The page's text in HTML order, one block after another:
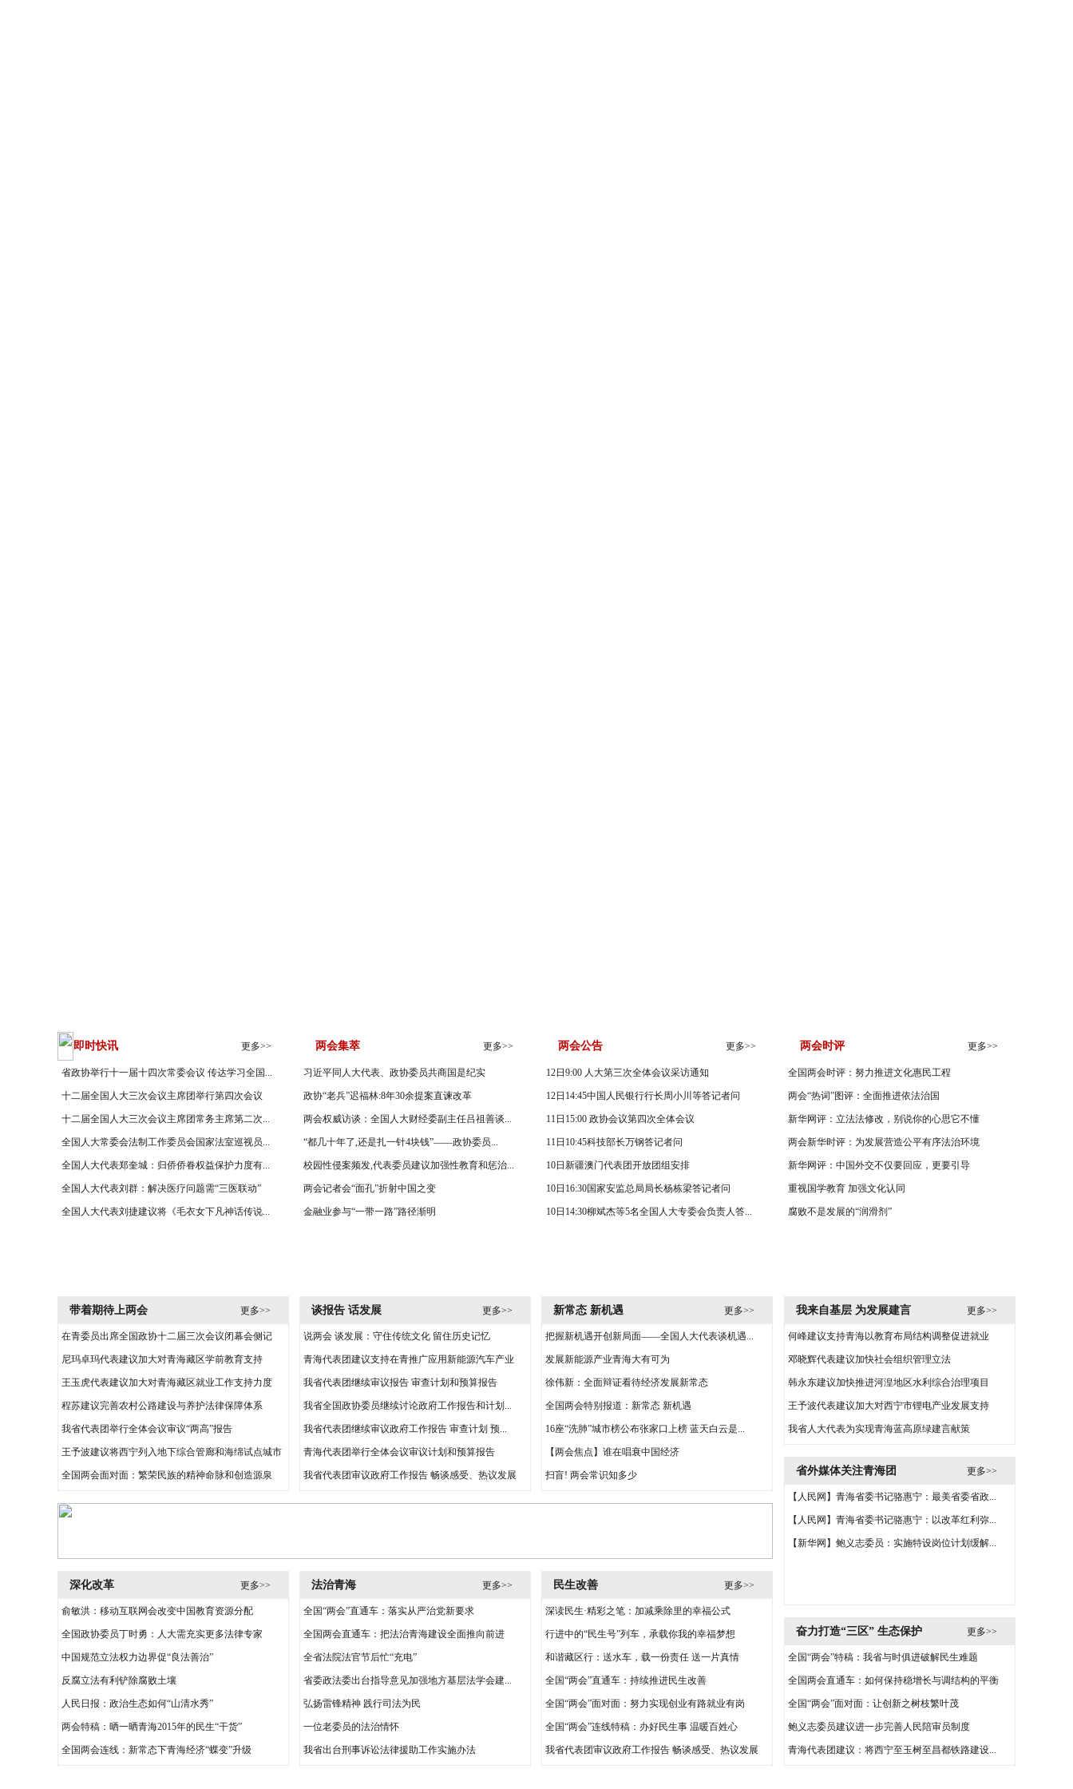
即时快讯 更多>>
省政协举行十一届十四次常委会议 传达学习全国...
十二届全国人大三次会议主席团举行第四次会议
十二届全国人大三次会议主席团常务主席第二次...
全国人大常委会法制工作委员会国家法室巡视员...
全国人大代表郑奎城：归侨侨眷权益保护力度有...
全国人大代表刘群：解决医疗问题需“三医联动”
全国人大代表刘捷建议将《毛衣女下凡神话传说...
两会集萃 更多>>
习近平同人大代表、政协委员共商国是纪实
政协“老兵”迟福林:8年30余提案直谏改革
两会权威访谈：全国人大财经委副主任吕祖善谈...
“都几十年了,还是扎一针4块钱”——政协委员...
校园性侵案频发,代表委员建议加强性教育和惩治...
两会记者会“面孔”折射中国之变
金融业参与“一带一路”路径渐明
两会公告 更多>>
12日9:00 人大第三次全体会议采访通知
12日14:45中国人民银行行长周小川等答记者问
11日15:00 政协会议第四次全体会议
11日10:45科技部长万钢答记者问
10日新疆澳门代表团开放团组安排
10日16:30国家安监总局局长杨栋梁答记者问
10日14:30柳斌杰等5名全国人大专委会负责人答...
两会时评 更多>>
全国两会时评：努力推进文化惠民工程
两会“热词”图评：全面推进依法治国
新华网评：立法法修改，别说你的心思它不懂
两会新华时评：为发展营造公平有序法治环境
新华网评：中国外交不仅要回应，更要引导
重视国学教育 加强文化认同
腐败不是发展的“润滑剂”
带着期待上两会 更多>>
在青委员出席全国政协十二届三次会议闭幕会侧记
尼玛卓玛代表建议加大对青海藏区学前教育支持
王玉虎代表建议加大对青海藏区就业工作支持力度
程苏建议完善农村公路建设与养护法律保障体系
我省代表团举行全体会议审议“两高”报告
王予波建议将西宁列入地下综合管廊和海绵试点城市
全国两会面对面：繁荣民族的精神命脉和创造源泉
谈报告 话发展 更多>>
说两会 谈发展：守住传统文化 留住历史记忆
青海代表团建议支持在青推广应用新能源汽车产业
我省代表团继续审议报告 审查计划和预算报告
我省全国政协委员继续讨论政府工作报告和计划...
我省代表团继续审议政府工作报告 审查计划 预...
青海代表团举行全体会议审议计划和预算报告
我省代表团审议政府工作报告 畅谈感受、热议发展
新常态 新机遇 更多>>
把握新机遇开创新局面——全国人大代表谈机遇...
发展新能源产业青海大有可为
徐伟新：全面辩证看待经济发展新常态
全国两会特别报道：新常态 新机遇
16座“洗肺”城市榜公布张家口上榜 蓝天白云是...
【两会焦点】谁在唱衰中国经济
扫盲! 两会常识知多少
深化改革 更多>>
俞敏洪：移动互联网会改变中国教育资源分配
全国政协委员丁时勇：人大需充实更多法律专家
中国规范立法权力边界促“良法善治”
反腐立法有利铲除腐败土壤
人民日报：政治生态如何“山清水秀”
两会特稿：晒一晒青海2015年的民生“干货”
全国两会连线：新常态下青海经济“蝶变”升级
法治青海 更多>>
全国“两会”直通车：落实从严治党新要求
全国两会直通车：把法治青海建设全面推向前进
全省法院法官节后忙“充电”
省委政法委出台指导意见加强地方基层法学会建...
弘扬雷锋精神 践行司法为民
一位老委员的法治情怀
我省出台刑事诉讼法律援助工作实施办法
民生改善 更多>>
深读民生·精彩之笔：加减乘除里的幸福公式
行进中的“民生号”列车，承载你我的幸福梦想
和谐藏区行：送水车，载一份责任 送一片真情
全国“两会”直通车：持续推进民生改善
全国“两会”面对面：努力实现创业有路就业有岗
全国“两会”连线特稿：办好民生事 温暖百姓心
我省代表团审议政府工作报告 畅谈感受、热议发展
我来自基层 为发展建言 更多>>
何峰建议支持青海以教育布局结构调整促进就业
邓晓辉代表建议加快社会组织管理立法
韩永东建议加快推进河湟地区水利综合治理项目
王予波代表建议加大对西宁市锂电产业发展支持
我省人大代表为实现青海蓝高原绿建言献策
省外媒体关注青海团 更多>>
【人民网】青海省委书记骆惠宁：最美省委省政...
【人民网】青海省委书记骆惠宁：以改革红利弥...
【新华网】鲍义志委员：实施特设岗位计划缓解...
奋力打造“三区” 生态保护 更多>>
全国“两会”特稿：我省与时俱进破解民生难题
全国两会直通车：如何保持稳增长与调结构的平衡
全国“两会”面对面：让创新之树枝繁叶茂
鲍义志委员建议进一步完善人民陪审员制度
青海代表团建议：将西宁至玉树至昌都铁路建设...